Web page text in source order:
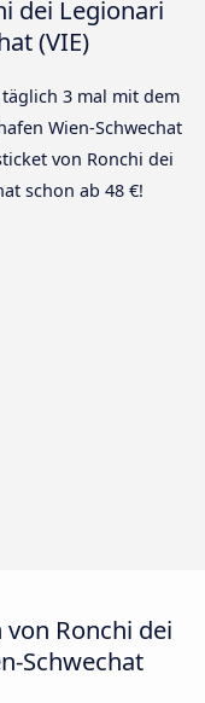
dei Legionari
(VIE)
3 mal mit dem
Wien-Schwechat
von Ronchi dei
schon ab 48 €!
Ronchi dei
Schwechat